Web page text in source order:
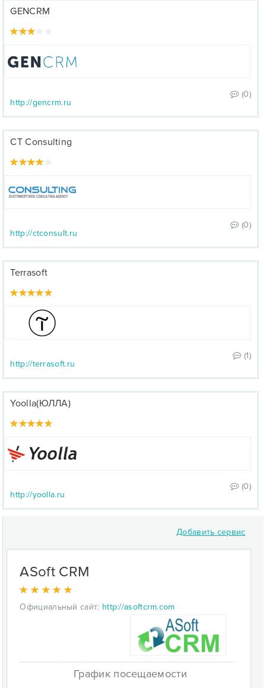
GENCRM
(0)
http://gencrm.ru
CT Consulting
(0)
http://ctconsult.ru
Terrasoft
(1)
http://terrasoft.ru
Yoolla(ЮЛЛА)
(0)
http://yoolla.ru
Добавить сервис
ASoft CRM
Официальный сайт: http://asoftcrm.com
График посещаемости